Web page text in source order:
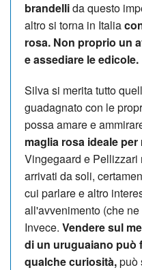
brandellida questo
altro si torna in Italia
rosa. Non proprio un
e assediare le edicole.
Silva si merita tutto
guadagnato con le
possa amare e
maglia rosa ideale
Vingegaard e
arrivati da soli,
cui parlare e altro
all'avvenimento (che
Invece. Vendere sul
di un uruguaiano può
qualche curiosità,può